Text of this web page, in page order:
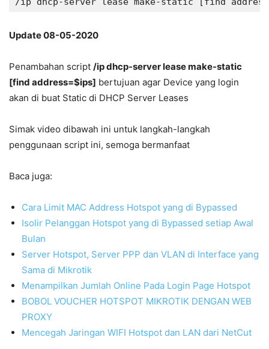
Update 08-05-2020
Penambahan script /ip dhcp-server lease make-static
[find address=$ips] bertujuan agar Device yang login
akan di buat Static di DHCP Server Leases
Simak video dibawah ini untuk langkah-langkah
penggunaan script ini, semoga bermanfaat
Baca juga:
Cara Limit MAC Address Hotspot yang di Bypassed
Isolir Pelanggan Hotspot yang di Bypassed setiap Awal
Bulan
Server Hotspot, Server PPP dan VLAN di Interface yang
Sama di Mikrotik
Menampilkan Jumlah Online Pada Login Page Hotspot
BOBOL VOUCHER HOTSPOT MIKROTIK DENGAN WEB
PROXY
Mencegah Jaringan WIFI Hotspot dan LAN dari NetCut